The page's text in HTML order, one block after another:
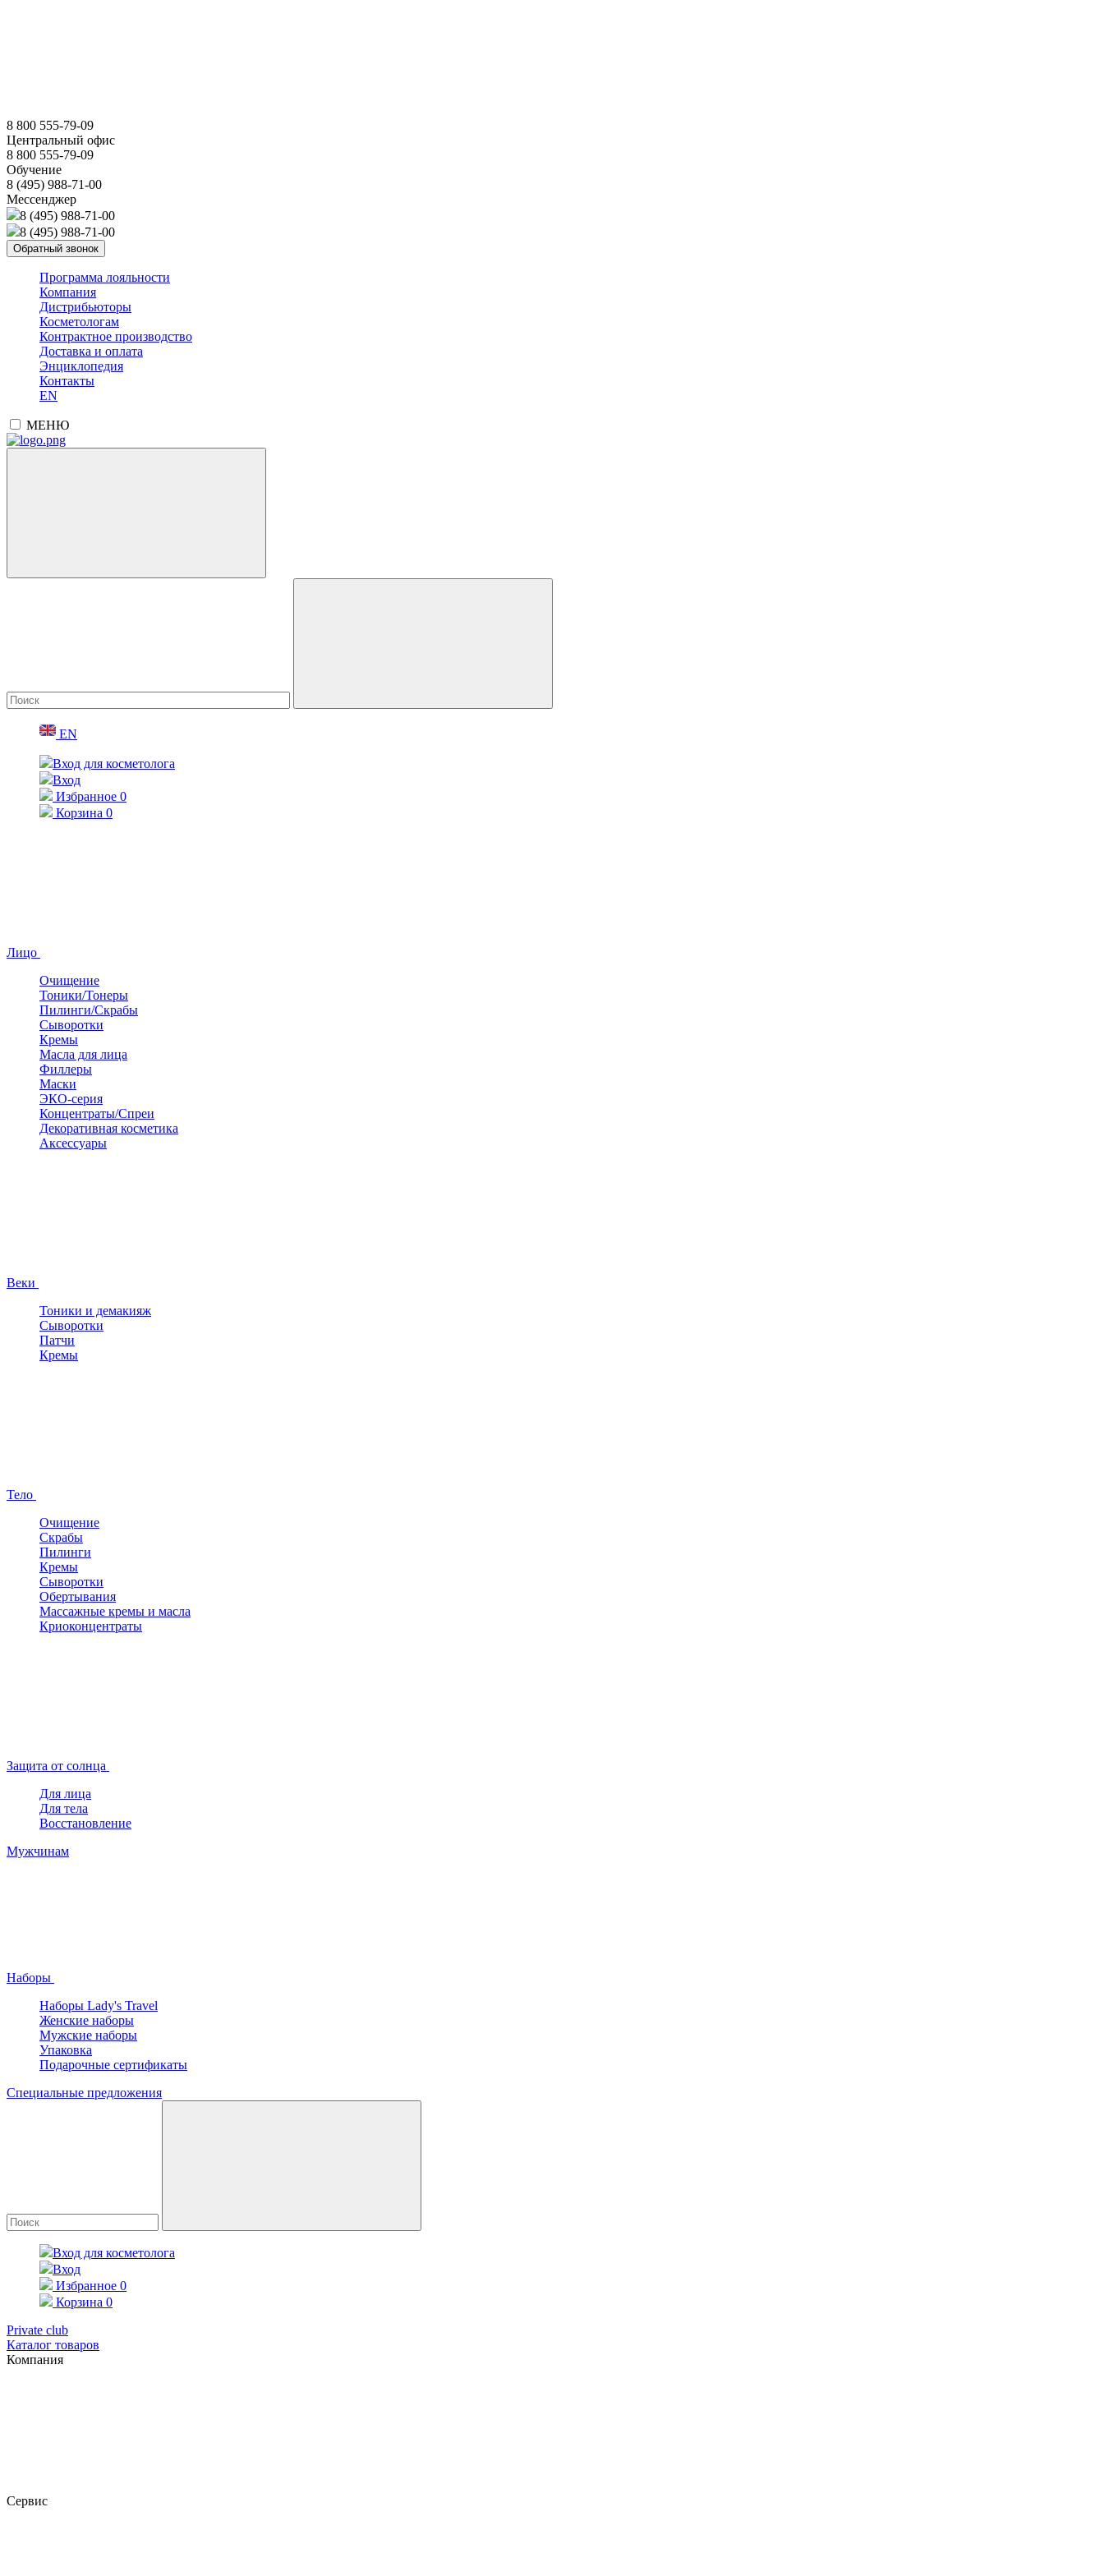
8 800 555-79-09
Центральный офис
8 800 555-79-09
Обучение
8 (495) 988-71-00
Мессенджер
8 (495) 988-71-00
8 (495) 988-71-00
Обратный звонок
Программа лояльности
Компания
Дистрибьюторы
Косметологам
Контрактное производство
Доставка и оплата
Энциклопедия
Контакты
EN
МЕНЮ
EN
Вход для косметолога
Вход
Избранное 0
Корзина 0
Лицо
Очищение
Тоники/Тонеры
Пилинги/Скрабы
Сыворотки
Кремы
Масла для лица
Филлеры
Маски
ЭКО-серия
Концентраты/Спреи
Декоративная косметика
Аксессуары
Веки
Тоники и демакияж
Сыворотки
Патчи
Кремы
Тело
Очищение
Скрабы
Пилинги
Кремы
Сыворотки
Обертывания
Массажные кремы и масла
Криоконцентраты
Защита от солнца
Для лица
Для тела
Восстановление
Мужчинам
Наборы
Наборы Lady's Travel
Женские наборы
Мужские наборы
Упаковка
Подарочные сертификаты
Специальные предложения
Вход для косметолога
Вход
Избранное 0
Корзина 0
Private club
Каталог товаров
Компания
Сервис